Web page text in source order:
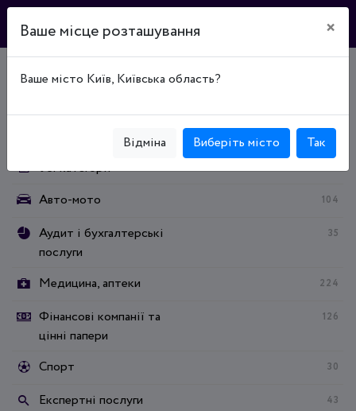
Каталог підприємств
Усі категорії
Авто-мото
104
Аудит і бухгалтерські
послуги
35
Медицина, аптеки 224
Фінансові компанії та
цінні папери
126
Спорт 30
Експертні послуги 43
Ваше місце розташування ×
Ваше місто Київ, Київська область?
Відміна Виберіть місто Так